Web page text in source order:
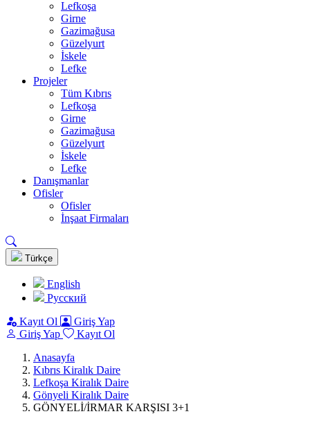
Lefkoşa
Girne
Gazimağusa
Güzelyurt
İskele
Lefke
Projeler
Tüm Kıbrıs
Lefkoşa
Girne
Gazimağusa
Güzelyurt
İskele
Lefke
Danışmanlar
Ofisler
Ofisler
İnşaat Firmaları
Türkçe
English
Pусский
Kayıt Ol
Giriş Yap
Giriş Yap
Kayıt Ol
Anasayfa
Kıbrıs Kiralık Daire
Lefkoşa Kiralık Daire
Gönyeli Kiralık Daire
GÖNYELİ/İRMAR KARŞISI 3+1